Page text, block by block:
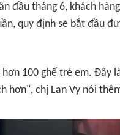
đầu tháng 6, khách
quy định sẽ bắt đầu
100 ghế trẻ em. Đây
hơn", chị Lan Vy nói